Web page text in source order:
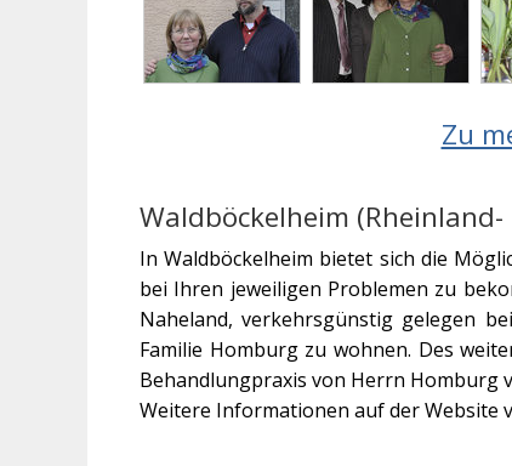
Zu
Waldböckelheim (Rheinland-
In Waldböckelheim bietet sich die
bei Ihren jeweiligen Problemen zu
Naheland, verkehrsgünstig gelegen
Familie Homburg zu wohnen. Des
Behandlungpraxis von Herrn Homburg
Weitere Informationen auf der Website